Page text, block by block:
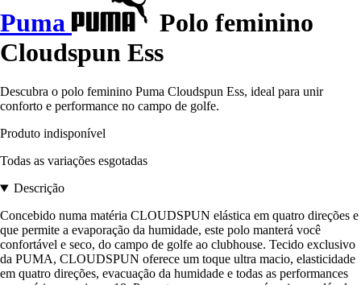
Puma
Polo feminino
Cloudspun Ess
Descubra o polo feminino Puma Cloudspun Ess, ideal para unir
conforto e performance no campo de golfe.
Produto indisponível
Todas as variações esgotadas
Descrição
Concebido numa matéria CLOUDSPUN elástica em quatro direções e
que permite a evaporação da humidade, este polo manterá você
confortável e seco, do campo de golfe ao clubhouse. Tecido exclusivo
da PUMA, CLOUDSPUN oferece um toque ultra macio, elasticidade
em quatro direções, evacuação da humidade e todas as performances